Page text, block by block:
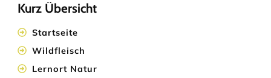
Kurz Übersicht
Startseite
Wildfleisch
Lernort Natur